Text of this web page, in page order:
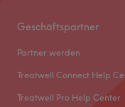
Geschäftspartner
Partner werden
Treatwell Connect Help
Treatwell Pro Help Center